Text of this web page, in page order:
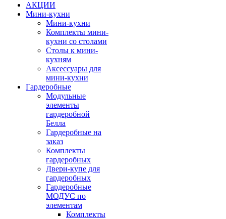
АКЦИИ
Мини-кухни
Мини-кухни
Комплекты мини-
кухни со столами
Столы к мини-
кухням
Аксессуары для
мини-кухни
Гардеробные
Модульные
элементы
гардеробной
Белла
Гардеробные на
заказ
Комплекты
гардеробных
Двери-купе для
гардеробных
Гардеробные
МОДУС по
элементам
Комплекты